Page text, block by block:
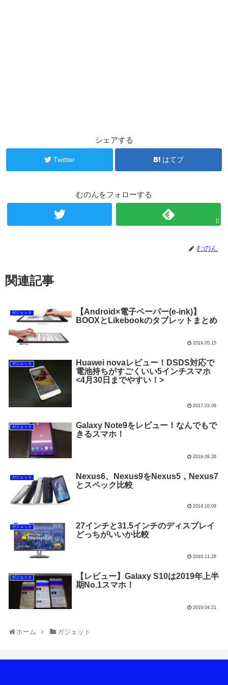
シェアする
Twitter はてブ
むのんをフォローする
0
むのん
関連記事
ガジェット
【Android×電子ペーパー(e-ink)】
BOOXとLikebookのタブレットまとめ
2019.05.15
ガジェット
Huawei novaレビュー！DSDS対応で
電池持ちがすごくいい5インチスマホ
<4月30日までやすい！>
2017.03.08
ガジェット
Galaxy Note9をレビュー！なんでもで
きるスマホ！
2018.09.26
ガジェット
Nexus6、Nexus9をNexus5，Nexus7
とスペック比較
2014.10.09
ガジェット
27インチと31.5インチのディスプレイ
どっちがいいか比較
2018.11.26
ガジェット
【レビュー】Galaxy S10は2019年上半
期No.1スマホ！
2019.04.21
ホーム ガジェット